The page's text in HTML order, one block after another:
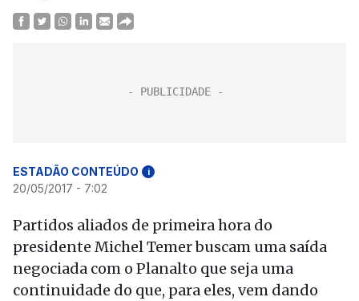
ESTADÃO CONTEÚDO i
20/05/2017 - 7:02
Partidos aliados de primeira hora do
presidente Michel Temer buscam uma saída
negociada com o Planalto que seja uma
continuidade do que, para eles, vem dando